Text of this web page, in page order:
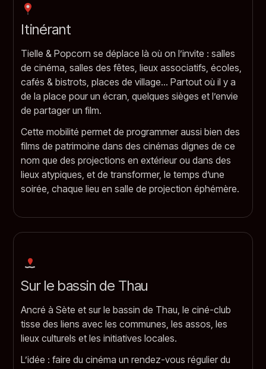
Itinérant
Tielle & Popcorn se déplace là où on l’invite : salles
de cinéma, salles des fêtes, lieux associatifs, écoles,
cafés & bistrots, places de village… Partout où il y a
de la place pour un écran, quelques sièges et l’envie
de partager un film.
Cette mobilité permet de programmer aussi bien des
films de patrimoine dans des cinémas dignes de ce
nom que des projections en extérieur ou dans des
lieux atypiques, et de transformer, le temps d’une
soirée, chaque lieu en salle de projection éphémère.
Sur le bassin de Thau
Ancré à Sète et sur le bassin de Thau, le ciné-club
tisse des liens avec les communes, les assos, les
lieux culturels et les initiatives locales.
L’idée : faire du cinéma un rendez-vous régulier du